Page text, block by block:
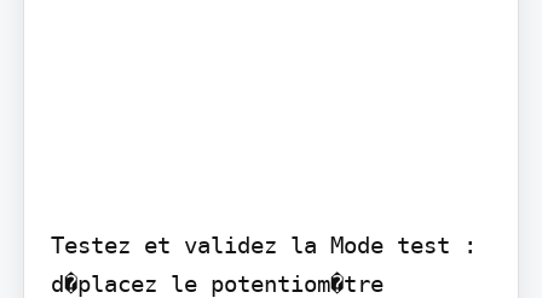
Testez et validez la Mode test :
d�placez le potentiom�tre